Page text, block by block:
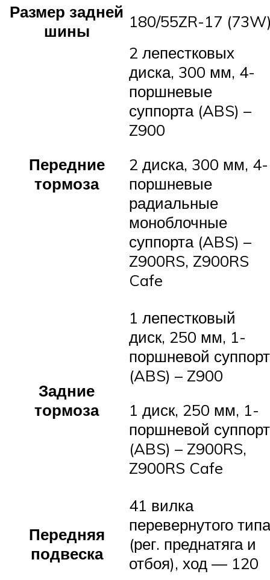
Размер задней
шины
180/55ZR-17
Передние
тормоза
2 лепестковых
диска, 300 мм, 4-
поршневые
суппорта (ABS) –
Z900
2 диска, 300 мм, 4-
поршневые
радиальные
моноблочные
суппорта (ABS) –
Z900RS, Z900RS
Cafe
Задние
тормоза
1 лепестковый
диск, 250 мм, 1-
поршневой суппорт
(ABS) – Z900
1 диск, 250 мм, 1-
поршневой суппорт
(ABS) – Z900RS,
Z900RS Cafe
Передняя
подвеска
41 вилка
перевернутого типа
(рег. преднатяга и
отбоя), ход — 120